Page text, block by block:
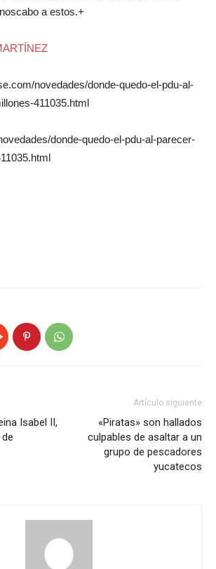
a estos.+
novedades/donde-quedo-el-pdu-al-
411035.html
donde-quedo-el-pdu-al-parecer-
Isabel II,
Artículo siguiente
«Piratas» son hallados
culpables de asaltar a un
grupo de pescadores
yucatecos